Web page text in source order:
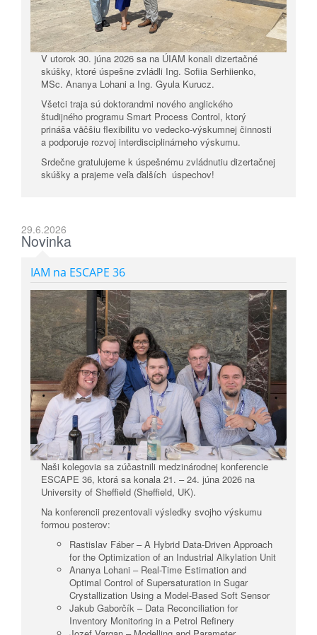
V utorok 30. júna 2026 sa na ÚIAM konali dizertačné
skúšky, ktoré úspešne zvládli Ing. Sofiia Serhiienko,
MSc. Ananya Lohani a Ing. Gyula Kurucz.
Všetci traja sú doktorandmi nového anglického
študijného programu Smart Process Control, ktorý
prináša väčšiu flexibilitu vo vedecko-výskumnej činnosti
a podporuje rozvoj interdisciplinárneho výskumu.
Srdečne gratulujeme k úspešnému zvládnutiu dizertačnej
skúšky a prajeme veľa ďalších úspechov!
29.6.2026
Novinka
IAM na ESCAPE 36
Naši kolegovia sa zúčastnili medzinárodnej konferencie
ESCAPE 36, ktorá sa konala 21. – 24. júna 2026 na
University of Sheffield (Sheffield, UK).
Na konferencii prezentovali výsledky svojho výskumu
formou posterov:
Rastislav Fáber – A Hybrid Data-Driven Approach
for the Optimization of an Industrial Alkylation Unit
Ananya Lohani – Real-Time Estimation and
Optimal Control of Supersaturation in Sugar
Crystallization Using a Model-Based Soft Sensor
Jakub Gaborčík – Data Reconciliation for
Inventory Monitoring in a Petrol Refinery